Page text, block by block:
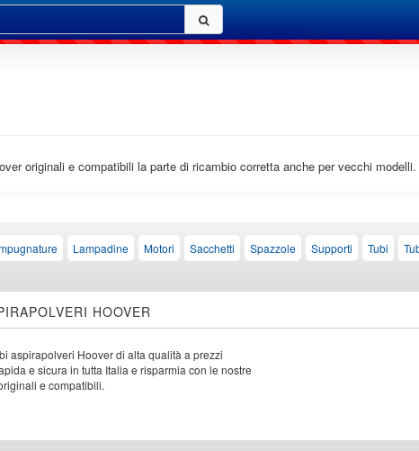
originali e compatibili la parte di ricambio corretta anche per vecchi modelli.
Lampadine Motori Sacchetti Spazzole Supporti Tubi
HOOVER
aspirapolveri Hoover di alta qualità a prezzi
e sicura in tutta Italia e risparmia con le nostre
e compatibili.